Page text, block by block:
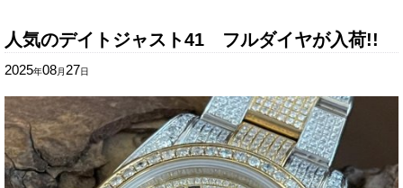
人気のデイトジャスト41 フルダイヤが入荷!!
2025年08月 27日